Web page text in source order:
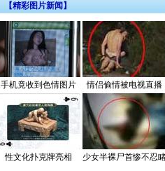
【精彩图片新闻】
手机竟收到色情图片 情侣偷情被电视直播
性文化扑克牌亮相 少女半裸尸首惨不忍